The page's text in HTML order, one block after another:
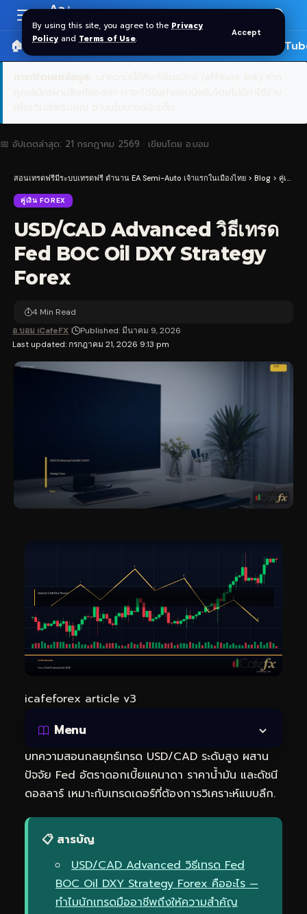
By using this site, you agree to the Privacy
Policy and Terms of Use.
Accept
Resizer
Aa
🏠 หน้าแรก ราคาทอง SPDR 🎬
📅 อัปเดตล่าสุด: 21 กรกฎาคม 2569 · เขียนโดย อ.บอม
สอนเทรดฟรีมีระบบเทรดฟรี ตำนาน EA Semi-Auto เจ้าแรกในเมืองไทย > Blog > คู่เงิน Forex
คู่เงิน FOREX
USD/CAD Advanced วิธีเทรด
Fed BOC Oil DXY Strategy
Forex
Last updated: กรกฎาคม 21, 2026 9:13 pm
อ.บอม iCafeFX Published: มีนาคม 9, 2026
4 Min Read
icafeforex article v3
Menu
บทความสอนกลยุทธ์เทรด USD/CAD ระดับสูง ผสาน
ปัจจัย Fed อัตราดอกเบี้ยแคนาดา ราคาน้ำมัน และดัชนี
ดอลลาร์ เหมาะกับเทรดเดอร์ที่ต้องการวิเคราะห์แบบลึก.
📋 สารบัญ
USD/CAD Advanced วิธีเทรด Fed
BOC Oil DXY Strategy Forex คืออะไร —
ทำไมนักเทรดมืออาชีพถึงให้ความสำคัญ